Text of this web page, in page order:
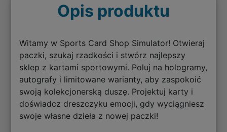
Opis produktu
Witamy w Sports Card Shop Simulator! Otwieraj
paczki, szukaj rzadkości i stwórz najlepszy
sklep z kartami sportowymi. Poluj na hologramy,
autografy i limitowane warianty, aby zaspokoić
swoją kolekcjonerską duszę. Projektuj karty i
doświadcz dreszczyku emocji, gdy wyciągniesz
swoje własne dzieła z nowej paczki!